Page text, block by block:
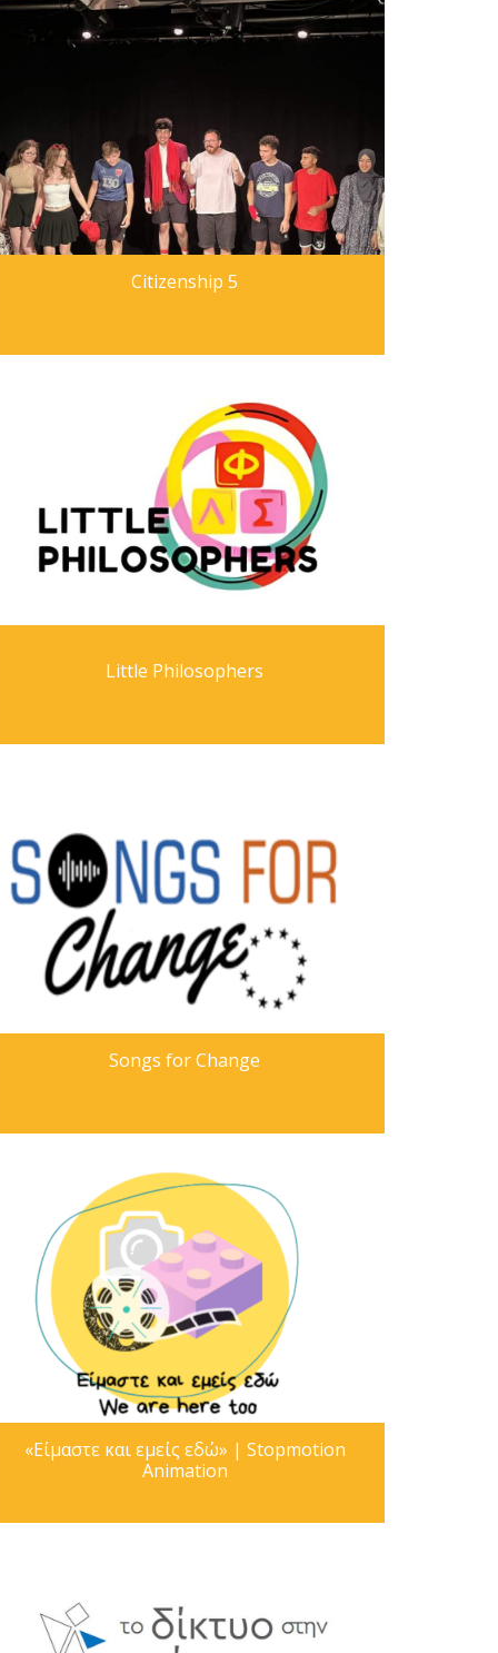
Citizenship 5
Little Philosophers
Songs for Change
«Είμαστε και εμείς εδώ» | Stopmotion
Animation